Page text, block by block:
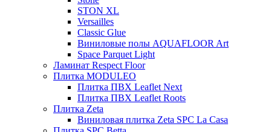
STON XL
Versailles
Classic Glue
Виниловые полы AQUAFLOOR Art
Space Parquet Light
Ламинат Respect Floor
Плитка MODULEO
Плитка ПВХ Leaflet Next
Плитка ПВХ Leaflet Roots
Плитка Zeta
Виниловая плитка Zeta SPC La Casa